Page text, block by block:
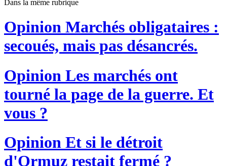
Dans la même rubrique
Opinion Marchés obligataires :
secoués, mais pas désancrés.
Opinion Les marchés ont
tourné la page de la guerre. Et
vous ?
Opinion Et si le détroit
d'Ormuz restait fermé ?